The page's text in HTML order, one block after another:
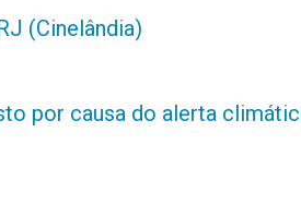
(Cinelândia)
por causa do alerta